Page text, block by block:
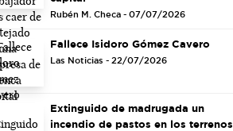
Rubén M. Checa - 07/07/2026
Fallece Isidoro Gómez Cavero
Las Noticias - 22/07/2026
Extinguido de madrugada un
incendio de pastos en los terrenos